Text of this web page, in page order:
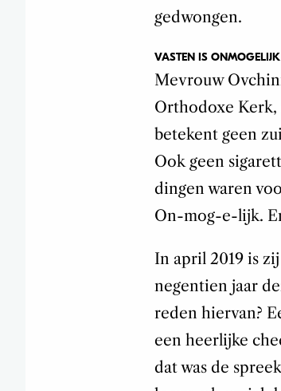
gedwongen.
VASTEN IS
Mevrouw
Orthodoxe Kerk,
betekent geen
Ook geen
dingen waren
On-mog-e-lijk.
In april 2019 is
negentien jaar
reden hiervan?
een heerlijke
dat was de